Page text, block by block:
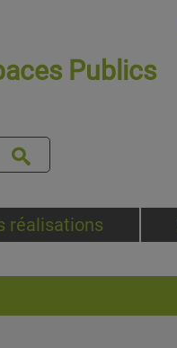
Publics
réalisations